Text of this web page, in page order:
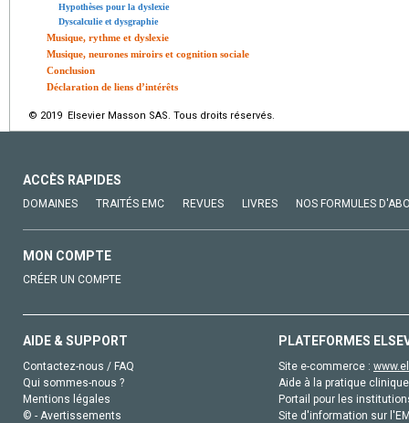
Hypothèses pour la dyslexie
Dyscalculie et dysgraphie
Musique, rythme et dyslexie
Musique, neurones miroirs et cognition sociale
Conclusion
Déclaration de liens d’intérêts
© 2019 Elsevier Masson SAS. Tous droits réservés.
ACCÈS RAPIDES
DOMAINES TRAITÉS EMC REVUES LIVRES NOS FORMULES
MON COMPTE
CRÉER UN COMPTE
AIDE & SUPPORT
Contactez-nous / FAQ
Qui sommes-nous ?
Mentions légales
© - Avertissements
PLATEFORMES
Site e-commerce :
Aide à la pratique
Portail pour les
Site d'information sur